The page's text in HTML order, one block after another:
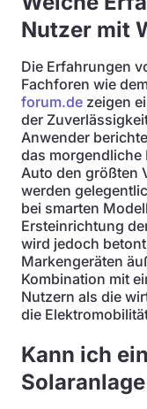
Nutzer mit
Die Erfahrungen
Fachforen wie dem
forum.de zeigen
der
Anwender
das morgendliche
Auto den größten
werden
bei smarten
Ersteinrichtung
wird jedoch
Markengeräten
Kombination mit
Nutzern als die
die
Kann ich